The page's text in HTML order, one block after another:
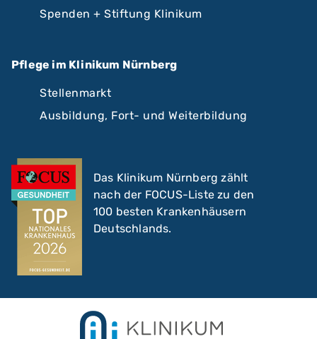
Spenden + Stiftung Klinikum
Pflege im Klinikum Nürnberg
Stellenmarkt
Ausbildung, Fort- und Weiterbildung
Das Klinikum Nürnberg zählt
nach der FOCUS-Liste zu den
100 besten Krankenhäusern
Deutschlands.